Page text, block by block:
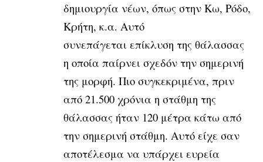
δημιουργία νέων, όπως στην Κω, Ρόδο,
Κρήτη, κ.α. Αυτό
συνεπάγεται επίκλυση της θάλασσας
η οποία παίρνει σχεδόν την σημερινή
της μορφή. Πιο συγκεκριμένα, πριν
από 21.500 χρόνια η στάθμη της
θάλασσας ήταν 120 μέτρα κάτω από
την σημερινή στάθμη. Αυτό είχε σαν
αποτέλεσμα να υπάρχει ευρεία